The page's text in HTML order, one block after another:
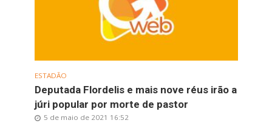
ESTADÃO
Deputada Flordelis e mais nove réus irão a
júri popular por morte de pastor
5 de maio de 2021 16:52